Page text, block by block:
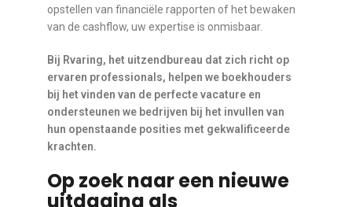
opstellen van financiële rapporten of het bewaken
van de cashflow, uw expertise is onmisbaar.
Bij Rvaring, het uitzendbureau dat zich richt op
ervaren professionals, helpen we boekhouders
bij het vinden van de perfecte vacature en
ondersteunen we bedrijven bij het invullen van
hun openstaande posities met gekwalificeerde
krachten.
Op zoek naar een nieuwe
uitdaging als